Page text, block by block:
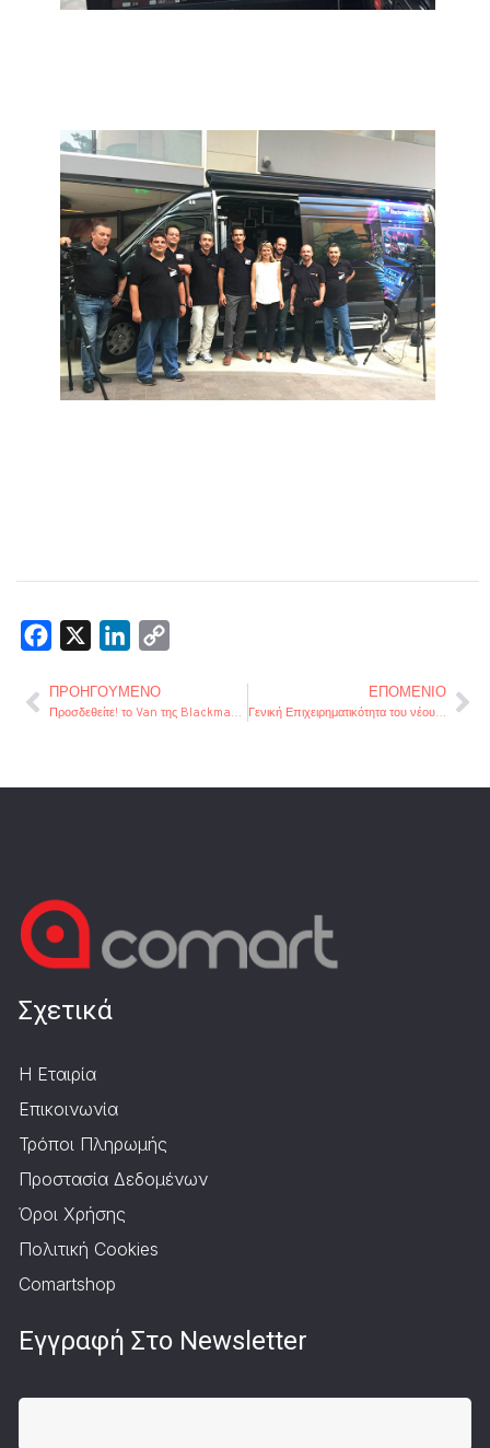
Facebook LinkedIn
ΠΡΟΗΓΟΎΜΕΝΟ
Προσδεθείτε! το Van της Blackmagic Design στην Αθήνα…
ΕΠΌΜΕΝΙΟ
Γενική Επιχειρηματικότητα του νέου Αναπτυξιακού Νόμου
Σχετικά
Η Εταιρία
Επικοινωνία
Τρόποι Πληρωμής
Προστασία Δεδομένων
Όροι Χρήσης
Πολιτική Cookies
Comartshop
Εγγραφή Στο Newsletter